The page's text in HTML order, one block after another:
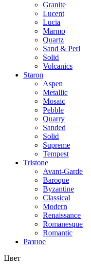
Granite
Lucent
Lucia
Marmo
Quartz
Sand & Perl
Solid
Volcanics
Staron
Aspen
Metallic
Mosaic
Pebble
Quarry
Sanded
Solid
Supreme
Tempest
Tristone
Avant-Garde
Baroque
Byzantine
Classical
Modern
Renaissance
Romanesque
Romantic
Разное
Цвет